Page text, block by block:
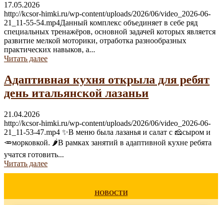
17.05.2026
http://kcsor-himki.ru/wp-content/uploads/2026/06/video_2026-06-
21_11-55-54.mp4Данный комплекс объединяет в себе ряд
специальных тренажёров, основной задачей которых является
развитие мелкой моторики, отработка разнообразных
практических навыков, а...
Читать далее
Адаптивная кухня открыла для ребят
день итальянской лазаньи
21.04.2026
http://kcsor-himki.ru/wp-content/uploads/2026/06/video_2026-06-
21_11-53-47.mp4 ✨В меню была лазанья и салат с 🧀сыром и
🥕морковкой. 🌶В рамках занятий в адаптивной кухне ребята
учатся готовить...
Читать далее
НОВОСТИ